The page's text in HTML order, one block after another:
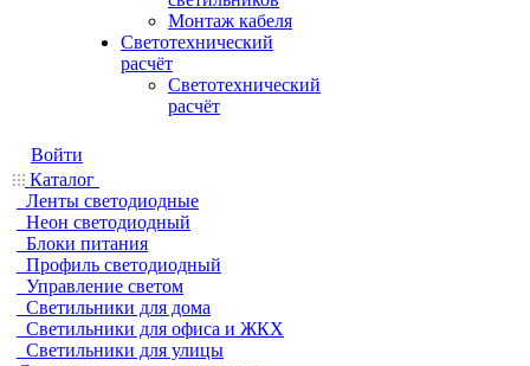
Монтаж кабеля
Светотехнический
расчёт
Светотехнический
расчёт
Войти
Каталог
Ленты светодиодные
Неон светодиодный
Блоки питания
Профиль светодиодный
Управление светом
Светильники для дома
Светильники для офиса и ЖКХ
Светильники для улицы